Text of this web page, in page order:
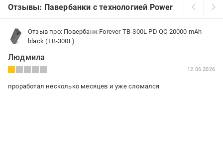
Отзывы: Павербанки с технологией Power Delivery
Отзыв про: Повербанк Forever TB-300L PD QC 20000 mAh
black (TB-300L)
Людмила
12.06.2026
проработал несколько месяцев и уже сломался